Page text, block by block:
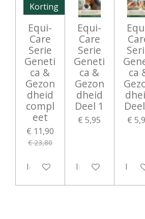
Korting
Equi-
Care
Serie
Geneti
ca &
Gezon
dheid
compl
eet
€ 11,90
€ 23,80
In winkelwagen
Equi-
Care
Serie
Geneti
ca &
Gezon
dheid
Deel 1
€ 5,95
In winkelwagen
ca
€
In